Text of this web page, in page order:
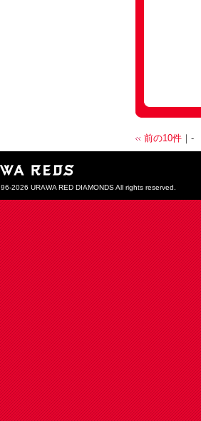
前の10件 ｜-
2026 URAWA RED DIAMONDS All rights reserved.